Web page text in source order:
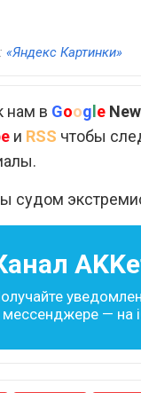
«Яндекс Картинки»
нам в Goog e
и RSS чтобы
судом
мессенджере — на